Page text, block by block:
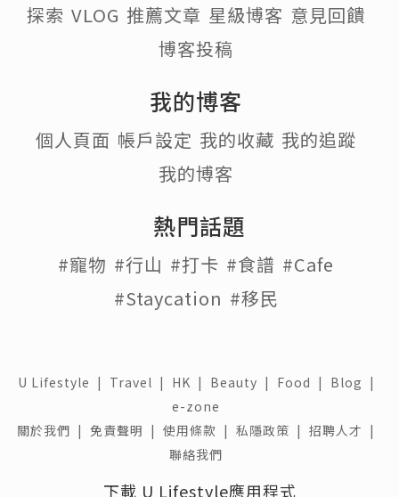
探索 VLOG 推薦文章 星級博客 意見回饋
博客投稿
我的博客
個人頁面 帳戶設定 我的收藏 我的追蹤
我的博客
熱門話題
#寵物 #行山 #打卡 #食譜 #Cafe
#Staycation #移民
U Lifestyle | Travel | HK | Beauty | Food | Blog |
e-zone
關於我們 | 免責聲明 | 使用條款 | 私隱政策 | 招聘人才 |
聯絡我們
下載 U Lifestyle應用程式